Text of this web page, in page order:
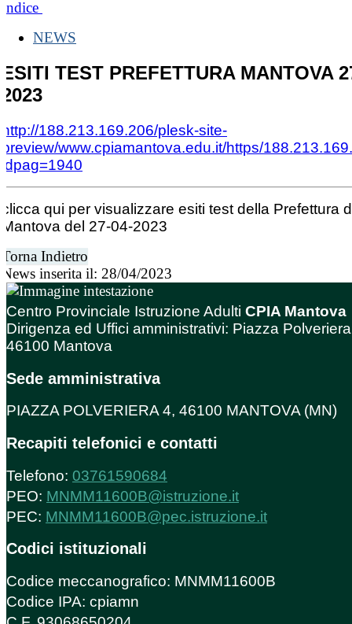
Indice
NEWS
ESITI TEST PREFETTURA MANTOVA
2023
http://188.213.169.206/plesk-site-
preview/www.cpiamantova.edu.it/https/
idpag=1940
clicca qui per visualizzare esiti test della Prefettura
Mantova del 27-04-2023
Torna Indietro
News inserita il: 28/04/2023
Centro Provinciale Istruzione Adulti CPIA Mantova
Dirigenza ed Uffici amministrativi: Piazza
46100 Mantova
Sede amministrativa
PIAZZA POLVERIERA 4, 46100 MANTOVA (MN)
Recapiti telefonici e contatti
Telefono: 03761590684
PEO: MNMM11600B@istruzione.it
PEC: MNMM11600B@pec.istruzione.it
Codici istituzionali
Codice meccanografico: MNMM11600B
Codice IPA: cpiamn